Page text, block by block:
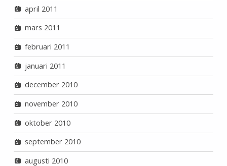
april 2011
mars 2011
februari 2011
januari 2011
december 2010
november 2010
oktober 2010
september 2010
augusti 2010